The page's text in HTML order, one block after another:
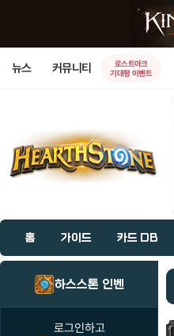
뉴스 커뮤니티
로스트아크
기대평 이벤트
홈 가이드 카드 DB
하스스톤 인벤
로그인하고